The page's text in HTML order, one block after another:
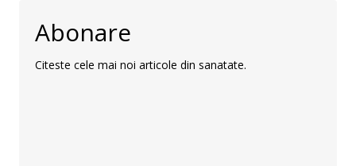
Abonare
Citeste cele mai noi articole din sanatate.